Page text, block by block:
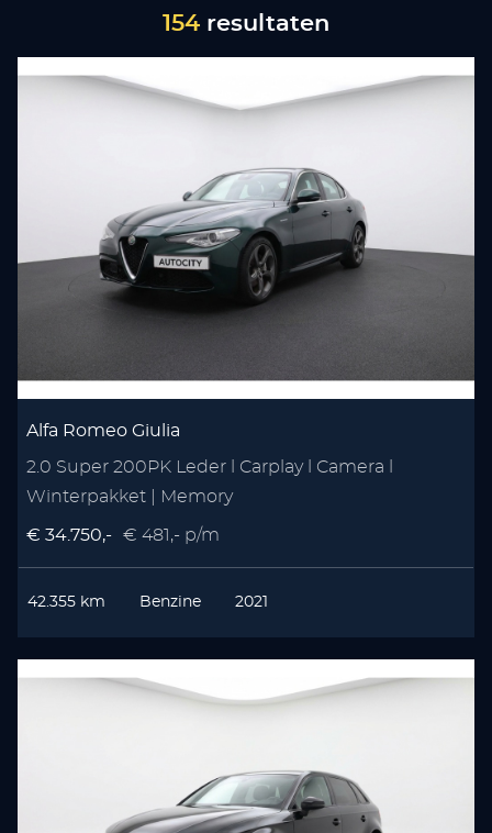
154 resultaten
Alfa Romeo Giulia
2.0 Super 200PK Leder l Carplay l Camera l
Winterpakket | Memory
€ 34.750,- € 481,- p/m
42.355 km Benzine 2021